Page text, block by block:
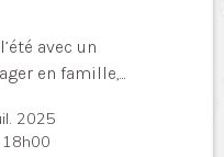
avec un
en famille,...
2025